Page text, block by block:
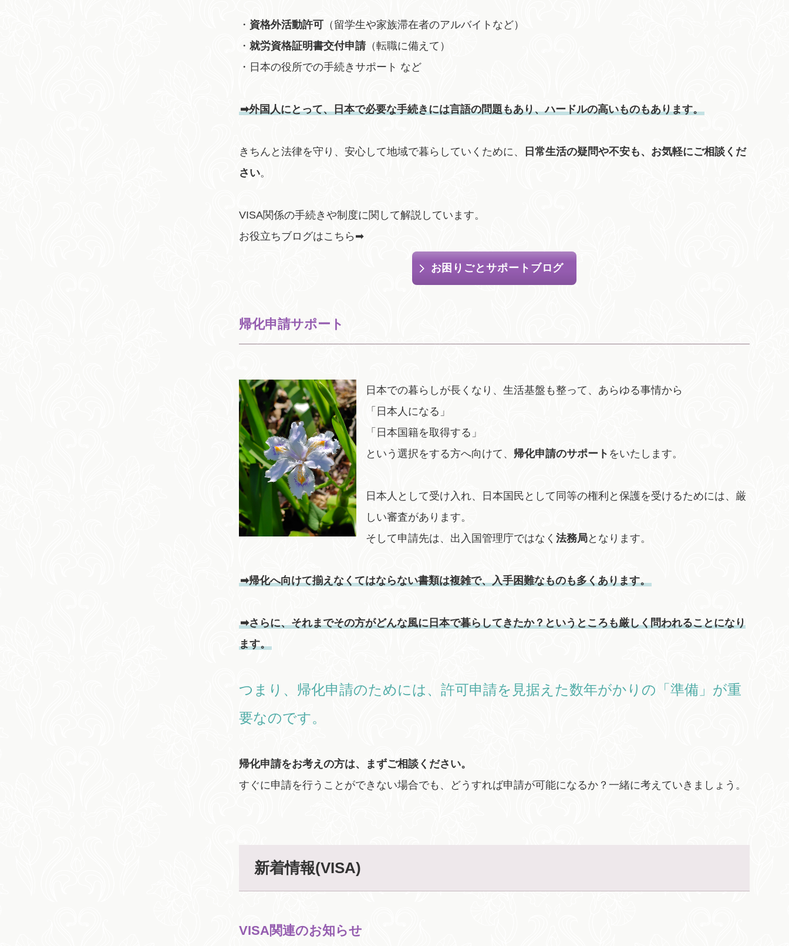
・ 資格外活動許可 （留学生や家族滞在者のアルバイトなど）
・就労資格証明書交付申請（転職に備えて）
・日本の役所での手続きサポート など
➡外国人にとって、日本で必要な手続きには言語の問題もあり、ハードルの高いものもあります。
きちんと法律を守り、安心して地域で暮らしていくために、
日常生活の疑問や不安も、お気軽にご相談くだ
さい。
VISA関係の手続きや制度に関して解説しています。
お役立ちブログはこちら➡
お困りごとサポートブログ
帰化申請サポート
日本での暮らしが長くなり、生活基盤も整って、あらゆる事情から
「日本人になる」
「日本国籍を取得する」
という選択をする方へ向けて、 帰化申請のサポート をいたします。
日本人として受け入れ、日本国民として同等の権利と保護を受けるためには、厳
しい審査があります。
そして申請先は、出入国管理庁ではなく法務局となります。
➡帰化へ向けて揃えなくてはならない書類は複雑で、入手困難なものも多くあります。
➡さらに、それまでその方がどんな風に日本で暮らしてきたか？というところも厳しく問われることになり
ます。
つまり、帰化申請のためには、許可申請を見据えた数年がかりの「準備」が重
要なのです。
帰化申請をお考えの方は、まずご相談ください。
すぐに申請を行うことができない場合でも、どうすれば申請が可能になるか？一緒に考えていきましょう。
新着情報(VISA)
VISA関連のお知らせ